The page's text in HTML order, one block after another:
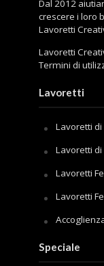
Dal 2012
crescere i loro
Lavoretti
Lavoretti
Termini di
Lavoretti
Lavoretti di
Lavoretti di
Lavoretti
Lavoretti
Speciale